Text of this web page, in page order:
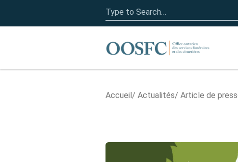
Accueil
Search
for:
Accueil Actualités Article de